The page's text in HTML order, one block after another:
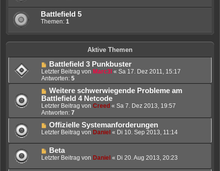
Battlefield 5
Themen: 1
Aktive Themen
Battlefield 3 Punkbuster
Letzter Beitrag von Marc3l « Sa 17. Dez 2011, 15:17
Antworten: 5
Weitere schwerwiegende Probleme am
Battlefield 4 Netcode
Letzter Beitrag von Creed « Sa 7. Dez 2013, 19:57
Antworten: 7
Offizielle Systemanforderungen
Letzter Beitrag von Daniel « Di 10. Sep 2013, 11:14
Beta
Letzter Beitrag von Daniel « Di 20. Aug 2013, 20:23